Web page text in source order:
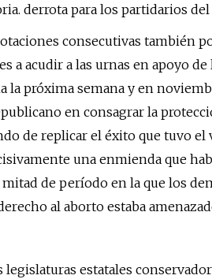
derrota para los partidarios
consecutivas también
acudir a las urnas en apoyo de
la próxima semana y en
en consagrar la
de replicar el éxito que tuvo el
una enmienda que
de período en la que los
al aborto estaba
estatales